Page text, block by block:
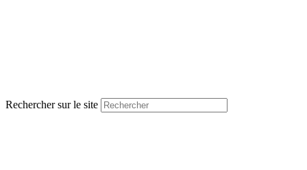
Rechercher sur le site